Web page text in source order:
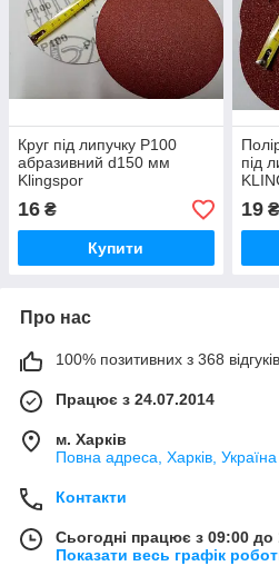
Круг під липучку Р100
абразивний d150 мм
Klingspor
16 ₴
Купити
під
19₴
Про нас
100% позитивних з 368
Працює з 24.07.2014
м. Харків
Повна адреса, Харків, Україна
Контакти
Сьогодні працює з 09:00 до
Показати весь графік